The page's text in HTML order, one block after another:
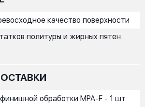
качество поверхности
политуры и жирных пятен
обработки MPA-F - 1 шт.